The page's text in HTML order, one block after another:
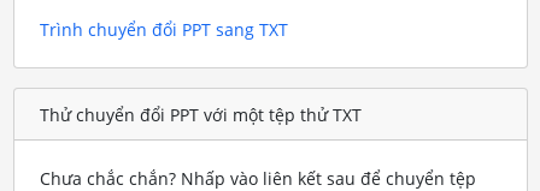
Trình chuyển đổi PPT sang TXT
Thử chuyển đổi PPT với một tệp thử TXT
Chưa chắc chắn? Nhấp vào liên kết sau để chuyển tệp